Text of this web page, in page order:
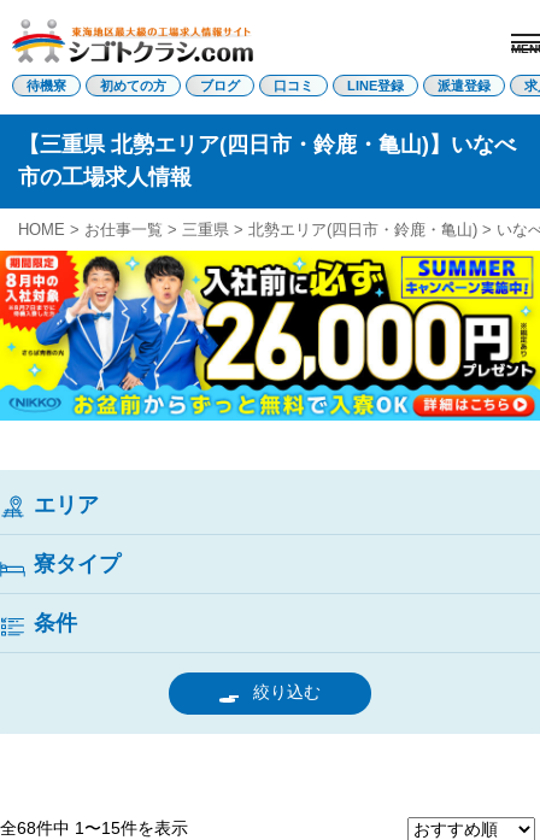
電話受付はこちら
派遣登録
トップページ
初めての方へ
待機寮について
求人を探す
全ての求人
東海エリア
愛知県
三重県
静岡県
関西エリア
大阪府
兵庫県
奈良県
和歌山県
群馬県
神奈川県
待機寮 初めての方 ブログ 口コミ LINE登録 派遣登録 求
【三重県 北勢エリア(四日市・鈴鹿・亀山)】いなべ
市の工場求人情報
HOME > お仕事一覧 > 三重県 > 北勢エリア(四日市・鈴鹿・亀山) > いな
エリア
寮タイプ
条件
絞り込む
全68件中 1〜15件を表示